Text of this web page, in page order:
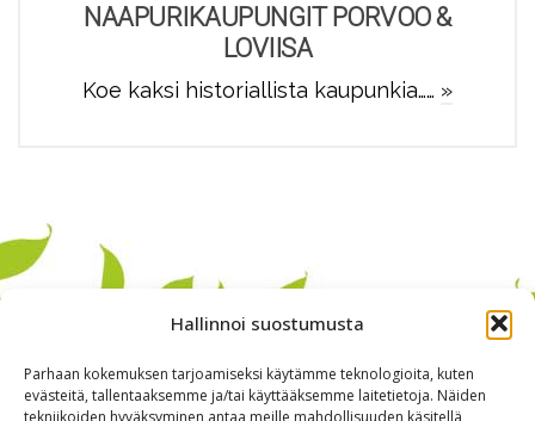
Hallinnoi suostumusta
Parhaan kokemuksen tarjoamiseksi käytämme teknologioita, kuten
evästeitä, tallentaaksemme ja/tai käyttääksemme laitetietoja. Näiden
tekniikoiden hyväksyminen antaa meille mahdollisuuden käsitellä
NAAPURIKAUPUNGIT PORVOO &
LOVIISA
Koe kaksi historiallista kaupunkia…… »